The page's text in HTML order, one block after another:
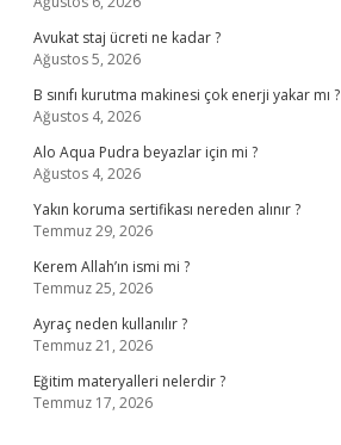
Avukat staj ücreti ne kadar ?
Ağustos 5, 2026
B sınıfı kurutma makinesi çok enerji yakar mı ?
Ağustos 4, 2026
Alo Aqua Pudra beyazlar için mi ?
Ağustos 4, 2026
Yakın koruma sertifikası nereden alınır ?
Temmuz 29, 2026
Kerem Allah’ın ismi mi ?
Temmuz 25, 2026
Ayraç neden kullanılır ?
Temmuz 21, 2026
Eğitim materyalleri nelerdir ?
Temmuz 17, 2026